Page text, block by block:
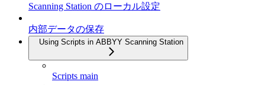
Scanning Station のローカル設定
内部データの保存
Using Scripts in ABBYY Scanning Station
Scripts main